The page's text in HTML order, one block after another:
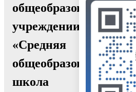
общеобразовательном
учреждении
«Средняя
общеобразовательная
школа